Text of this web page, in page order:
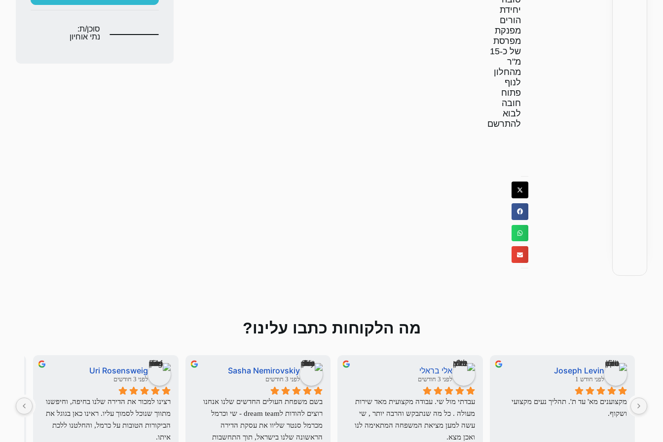
יחידת
הורים
מפנקת
מפרסת
של כ-15
מ"ר
מהחלון
לנוף
פתוח
חובה
לבוא
להתרשם
סוכן/ת:
נתי אוחיון
מה הלקוחות כתבו עלינו?
Joseph Levin
לפני חודש 1
ושקוף.
אלי בראלי
לפני 3 חודשים
ואכן מצא.
Sasha Nemirovskiy
לפני 3 חודשים
Uri Rosensweig
לפני 3 חודשים
איתו.
יש